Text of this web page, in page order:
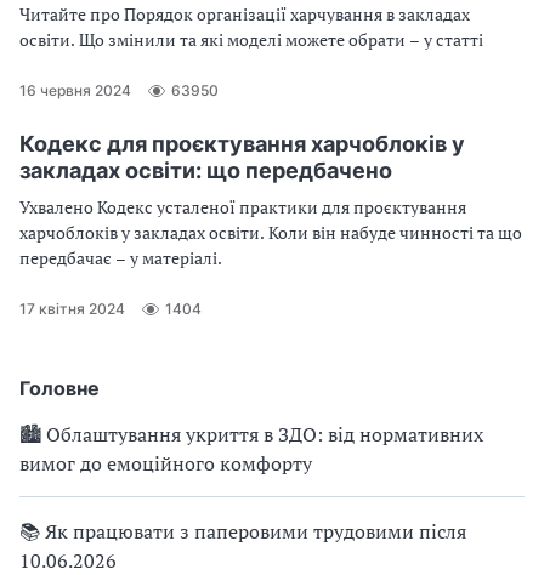
Головне
🏙 Облаштування укриття в ЗДО: від нормативних
вимог до емоційного комфорту
📚 Як працювати з паперовими трудовими після
10.06.2026
Читайте про Порядок організації харчування в закладах
освіти. Що змінили та які моделі можете обрати – у статті
16 червня 2024 63950
Кодекс для проєктування харчоблоків у
закладах освіти: що передбачено
Ухвалено Кодекс усталеної практики для проєктування
харчоблоків у закладах освіти. Коли він набуде чинності та що
передбачає – у матеріалі.
17 квітня 2024 1404